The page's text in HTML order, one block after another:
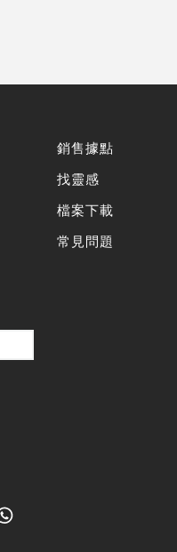
銷售據點
找靈感
檔案下載
常見問題